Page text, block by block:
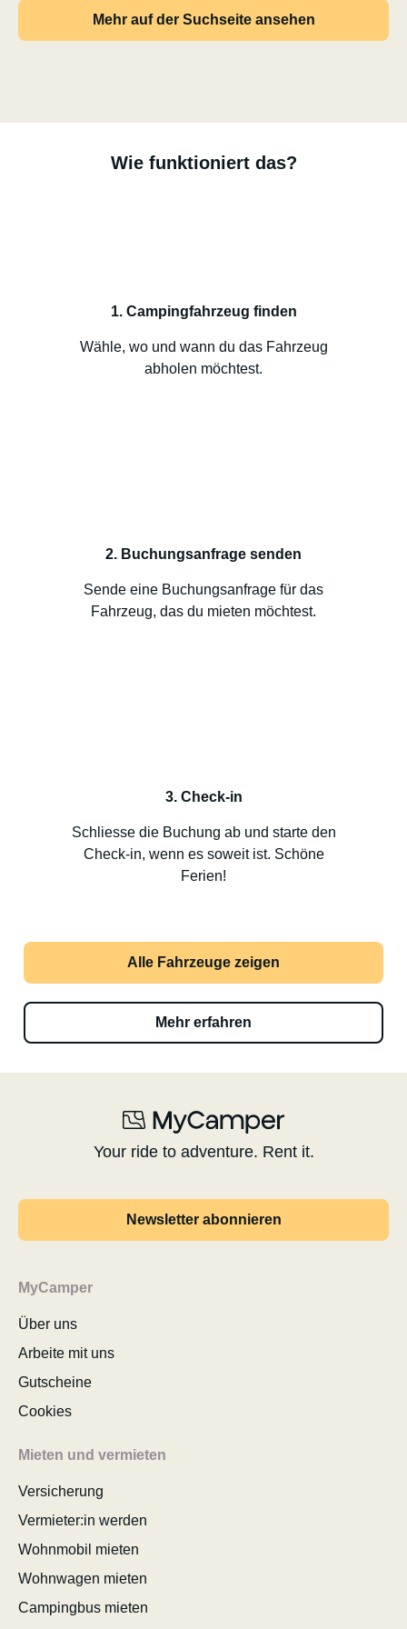
Mehr auf der Suchseite ansehen
Wie funktioniert das?
1. Campingfahrzeug finden
Wähle, wo und wann du das Fahrzeug
abholen möchtest.
2. Buchungsanfrage senden
Sende eine Buchungsanfrage für das
Fahrzeug, das du mieten möchtest.
3. Check-in
Schliesse die Buchung ab und starte den
Check-in, wenn es soweit ist. Schöne
Ferien!
Alle Fahrzeuge zeigen
Mehr erfahren
Your ride to adventure. Rent it.
Newsletter abonnieren
MyCamper
Über uns
Arbeite mit uns
Gutscheine
Cookies
Mieten und vermieten
Versicherung
Vermieter:in werden
Wohnmobil mieten
Wohnwagen mieten
Campingbus mieten